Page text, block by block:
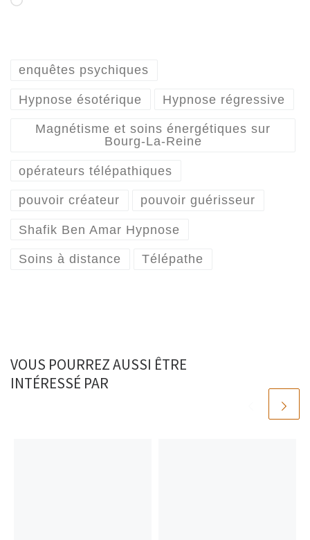
enquêtes psychiques
Hypnose ésotérique Hypnose régressive
Magnétisme et soins énergétiques sur
Bourg-La-Reine
opérateurs télépathiques
pouvoir créateur pouvoir guérisseur
Shafik Ben Amar Hypnose
Soins à distance Télépathe
VOUS POURREZ AUSSI ÊTRE
INTÉRESSÉ PAR